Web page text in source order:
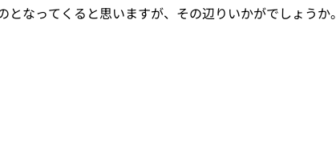
なってくると思いますが、その辺りいかがでしょうか。